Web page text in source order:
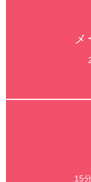
15